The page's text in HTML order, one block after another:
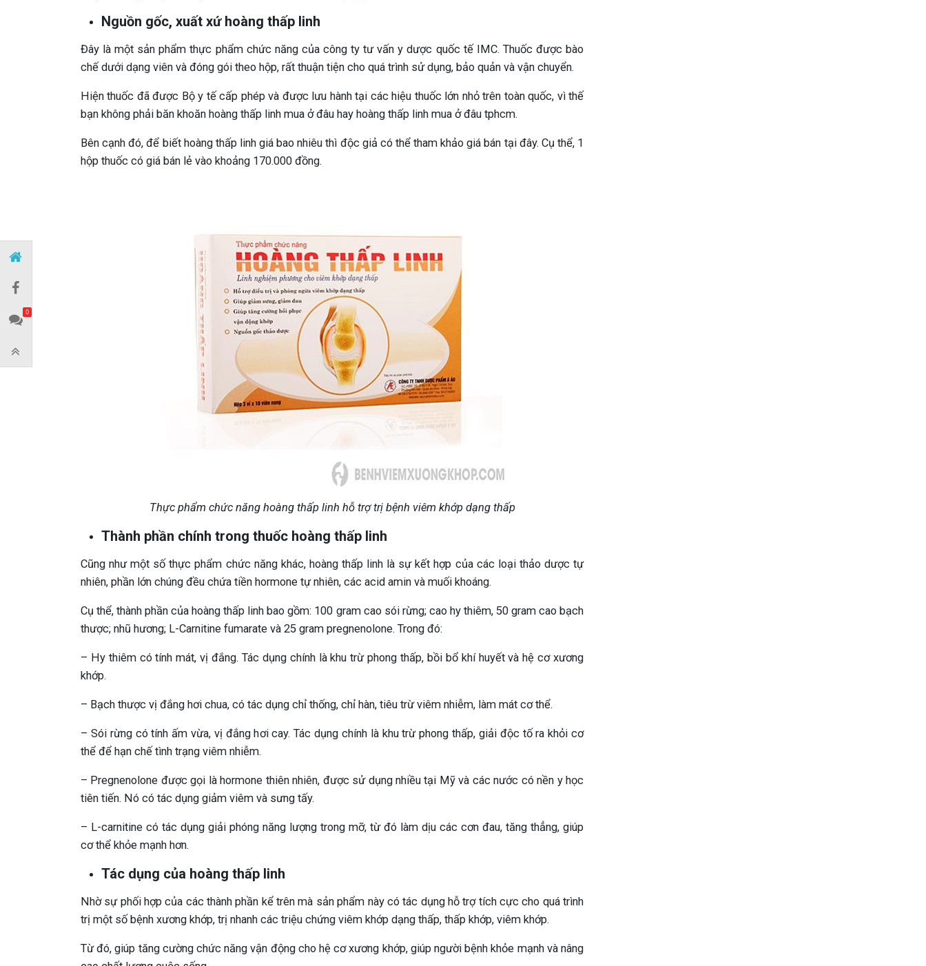
Nguồn gốc, xuất xứ hoàng thấp linh
Đây là một sản phẩm thực phẩm chức năng của công ty tư vấn y dược quốc tế IMC. Thuốc được bào
chế dưới dạng viên và đóng gói theo hộp, rất thuận tiện cho quá trình sử dụng, bảo quản và vận chuyển.
Hiện thuốc đã được Bộ y tế cấp phép và được lưu hành tại các hiệu thuốc lớn nhỏ trên toàn quốc, vì thế
bạn không phải băn khoăn hoàng thấp linh mua ở đâu hay hoàng thấp linh mua ở đâu tphcm.
Bên cạnh đó, để biết hoàng thấp linh giá bao nhiêu thì độc giả có thể tham khảo giá bán tại đây. Cụ thể, 1
hộp thuốc có giá bán lẻ vào khoảng 170.000 đồng.
Thực phẩm chức năng hoàng thấp linh hỗ trợ trị bệnh viêm khớp dạng thấp
Thành phần chính trong thuốc hoàng thấp linh
Cũng như một số thực phẩm chức năng khác, hoàng thấp linh là sự kết hợp của các loại thảo dược tự
nhiên, phần lớn chúng đều chứa tiền hormone tự nhiên, các acid amin và muối khoáng.
Cụ thể, thành phần của hoàng thấp linh bao gồm: 100 gram cao sói rừng; cao hy thiêm, 50 gram cao bạch
thược; nhũ hương; L-Carnitine fumarate và 25 gram pregnenolone. Trong đó:
– Hy thiêm có tính mát, vị đắng. Tác dụng chính là khu trừ phong thấp, bồi bổ khí huyết và hệ cơ xương
khớp.
– Bạch thược vị đắng hơi chua, có tác dụng chỉ thống, chỉ hàn, tiêu trừ viêm nhiễm, làm mát cơ thể.
– Sói rừng có tính ấm vừa, vị đắng hơi cay. Tác dụng chính là khu trừ phong thấp, giải độc tố ra khỏi cơ
thể để hạn chế tình trạng viêm nhiễm.
– Pregnenolone được gọi là hormone thiên nhiên, được sử dụng nhiều tại Mỹ và các nước có nền y học
tiên tiến. Nó có tác dụng giảm viêm và sưng tấy.
– L-carnitine có tác dụng giải phóng năng lượng trong mỡ, từ đó làm dịu các cơn đau, tăng thẳng, giúp
cơ thể khỏe mạnh hơn.
Tác dụng của hoàng thấp linh
Nhờ sự phối hợp của các thành phần kể trên mà sản phẩm này có tác dụng hỗ trợ tích cực cho quá trình
trị một số bệnh xương khớp, trị nhanh các triệu chứng viêm khớp dạng thấp, thấp khớp, viêm khớp.
Từ đó, giúp tăng cường chức năng vận động cho hệ cơ xương khớp, giúp người bệnh khỏe mạnh và nâng
0